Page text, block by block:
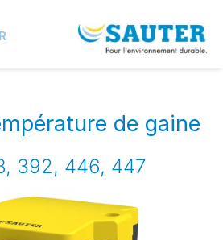
de gaine
392, 446, 447